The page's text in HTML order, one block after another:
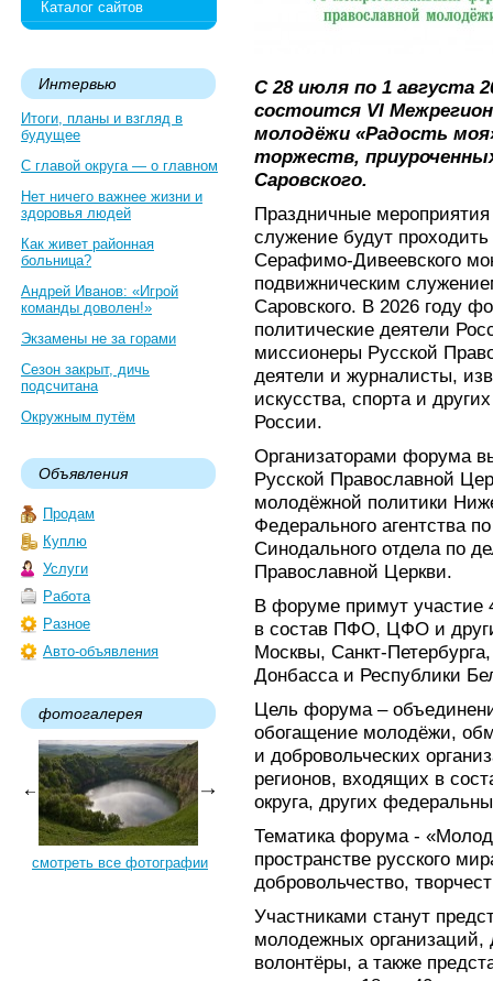
Каталог сайтов
Интервью
Итоги, планы и взгляд в
будущее
С главой округа — о главном
Нет ничего важнее жизни и
здоровья людей
Как живет районная
больница?
Андрей Иванов: «Игрой
команды доволен!»
Экзамены не за горами
Сезон закрыт, дичь
подсчитана
Окружным путём
Объявления
Продам
Куплю
Услуги
Работа
Разное
Авто-объявления
фотогалерея
смотреть все фотографии
С 28 июля по 1 августа
состоится VI
молодёжи «Радость
торжеств,
Саровского.
Праздничные
служение будут
Серафимо-Дивеевского
подвижническим
Саровского. В 2026 году
политические деятели
миссионеры Русской
деятели и журналисты,
искусства, спорта и
России.
Организаторами форума
Русской Православной
молодёжной политики
Федерального агентства
Синодального отдела по
Православной Церкви.
В форуме примут участие
в состав ПФО, ЦФО и
Москвы, Санкт-
Донбасса и Республики
Цель форума –
обогащение молодёжи,
и добровольческих
регионов, входящих в
округа, других
Тематика форума -
пространстве русского
добровольчество,
Участниками станут
молодежных
волонтёры, а также